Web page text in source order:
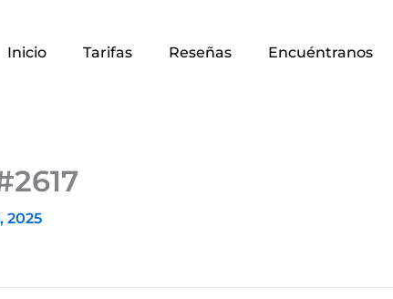
Inicio Tarifas Reseñas Encuéntranos
2025